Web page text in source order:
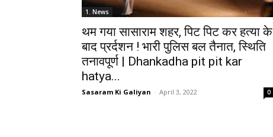
1. News
थम गया सासाराम शहर, पिट पिट कर हत्या के
बाद प्रर्दशन ! भारी पुलिस बल तैनात, स्थिति
तनावपूर्ण | Dhankadha pit pit kar
hatya...
Sasaram Ki Galiyan - April 3, 2022 0